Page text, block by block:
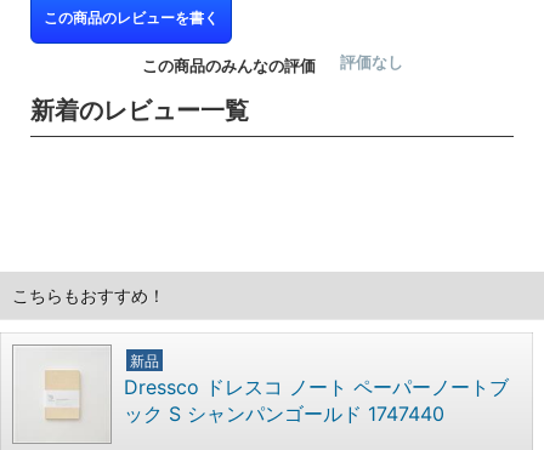
この商品のレビューを書く
この商品のみんなの評価 評価なし
新着のレビュー一覧
こちらもおすすめ！
新品
Dressco ドレスコ ノート ペーパーノートブ
ック S シャンパンゴールド 1747440